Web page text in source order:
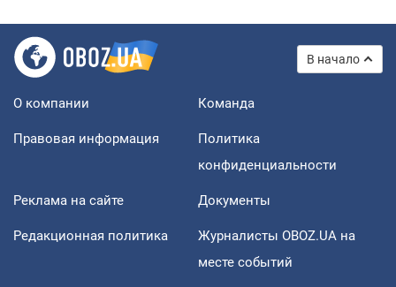
В начало
О компании Команда
Правовая информация
Политика
конфиденциальности
Реклама на сайте Документы
Редакционная политика
Журналисты OBOZ.UA на
месте событий